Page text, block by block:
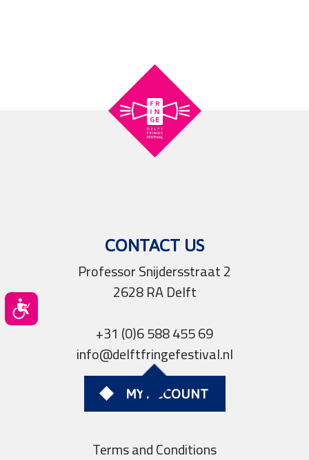
CONTACT US
Professor Snijdersstraat 2
2628 RA Delft
+31 (0)6 588 455 69
info@delftfringefestival.nl
MY ACCOUNT
Terms and Conditions